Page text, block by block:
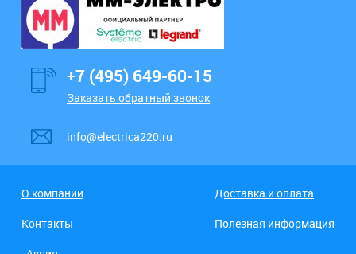
+7 (495) 649-60-15
Заказать обратный звонок
info@electrica220.ru
О компании
Доставка и оплата
Контакты
Полезная информация